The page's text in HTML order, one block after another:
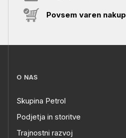
Povsem varen nakup
O NAS
Skupina Petrol
Podjetja in storitve
Trajnostni razvoj